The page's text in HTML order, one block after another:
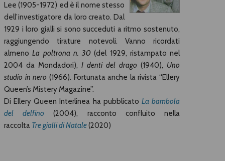
Lee (1905-1972) ed è il nome stesso
dell’investigatore da loro creato. Dal
1929 i loro gialli si sono succeduti a ritmo sostenuto,
raggiungendo tirature notevoli. Vanno ricordati
almenoLa poltrona n. 30 (del 1929, ristampato nel
2004 da Mondadori), I denti del drago (1940), Uno
studio in nero (1966). Fortunata anche la rivista “Ellery
Queen’s Mistery Magazine”.
Di Ellery Queen Interlinea ha pubblicato La bambola
del delfino (2004), racconto confluito nella
raccolta Tre gialli di Natale(2020)